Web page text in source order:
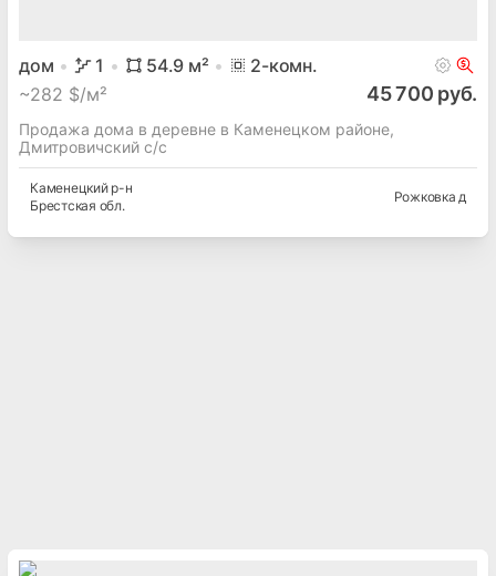
дом 1 54.9 м² 2-комн.
~282 $/м² 45 700 руб.
Продажа дома в деревне в Каменецком районе,
Дмитровичский с/с
Каменецкий р-н
Брестская обл.
Рожковка д